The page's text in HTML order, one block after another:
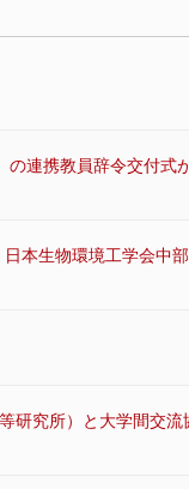
の連携教員辞令交付式
本生物環境工学会中部
研究所）と大学間交流